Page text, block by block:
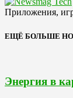
Приложения,
ЕЩЁ БОЛЬШЕ
Энергия в